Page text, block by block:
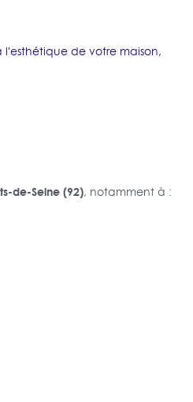
de votre maison,
de-Seine (92), notamment à :